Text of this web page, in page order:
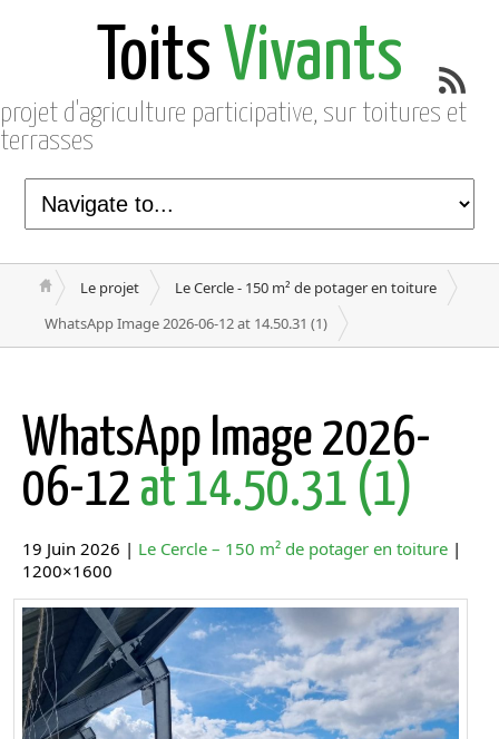
Toits Vivants
projet d'agriculture participative, sur toitures et
terrasses
Le projet
Le Cercle - 150 m² de potager en toiture
WhatsApp Image 2026-06-12 at 14.50.31 (1)
WhatsApp Image 2026-
06-12 at 14.50.31 (1)
19 Juin 2026 | Le Cercle – 150 m² de potager en toiture |
1200×1600